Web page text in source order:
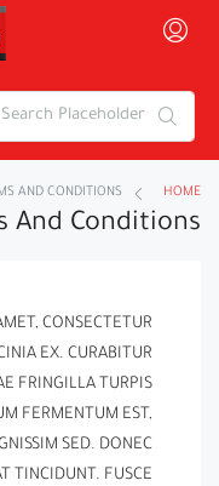
HOME
AND CONDITIONS
And Conditions
CONSECTETUR
EX. CURABITUR
FRINGILLA TURPIS
FERMENTUM EST,
SED. DONEC
TINCIDUNT. FUSCE